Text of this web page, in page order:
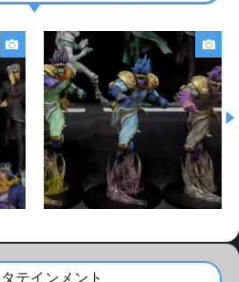
テインメント